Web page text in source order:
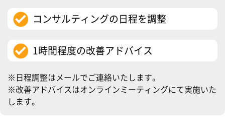
コンサルティングの日程を調整
1時間程度の改善アドバイス
※日程調整はメールでご連絡いたします。
※改善アドバイスはオンラインミーティングにて実施いた
します。